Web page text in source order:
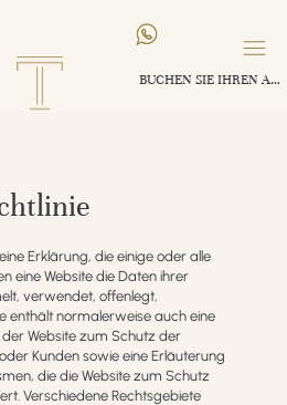
BUCHEN SIE IHREN AUFENTHALT
Erklärung, die einige oder alle
eine Website die Daten ihrer
verwendet, offenlegt,
enthält normalerweise auch eine
Website zum Schutz der
Kunden sowie eine Erläuterung
die die Website zum Schutz
Verschiedene Rechtsgebiete